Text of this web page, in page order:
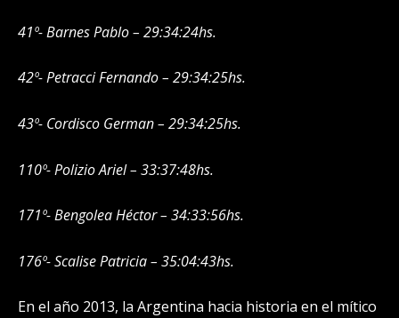
41º- Barnes Pablo – 29:34:24hs.
42º- Petracci Fernando – 29:34:25hs.
43º- Cordisco German – 29:34:25hs.
110º- Polizio Ariel – 33:37:48hs.
171º- Bengolea Héctor – 34:33:56hs.
176º- Scalise Patricia – 35:04:43hs.
En el año 2013, la Argentina hacia historia en el mítico